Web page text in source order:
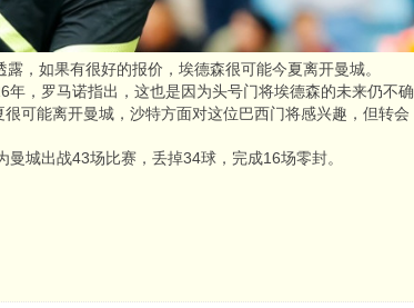
，如果有很好的报价，埃德森很可能今夏离开曼城。
年，罗马诺指出，这也是因为头号门将埃德森的未来仍不确
可能离开曼城，沙特方面对这位巴西门将感兴趣，但转会
城出战43场比赛，丢掉34球，完成16场零封。